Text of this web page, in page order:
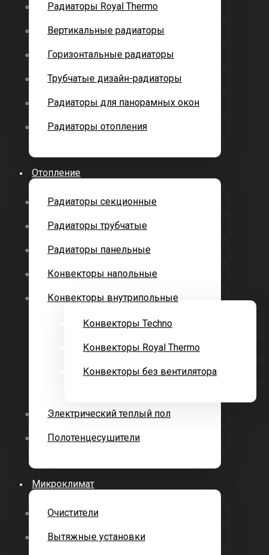
Радиаторы Royal Thermo
Вертикальные радиаторы
Горизонтальные радиаторы
Трубчатые дизайн-радиаторы
Радиаторы для панорамных окон
Радиаторы отопления
Отопление
Радиаторы секционные
Радиаторы трубчатые
Радиаторы панельные
Конвекторы напольные
Конвекторы внутрипольные
Конвекторы Techno
Конвекторы Royal Thermo
Конвекторы без вентилятора
Электрический теплый пол
Полотенцесушители
Микроклимат
Очистители
Вытяжные установки